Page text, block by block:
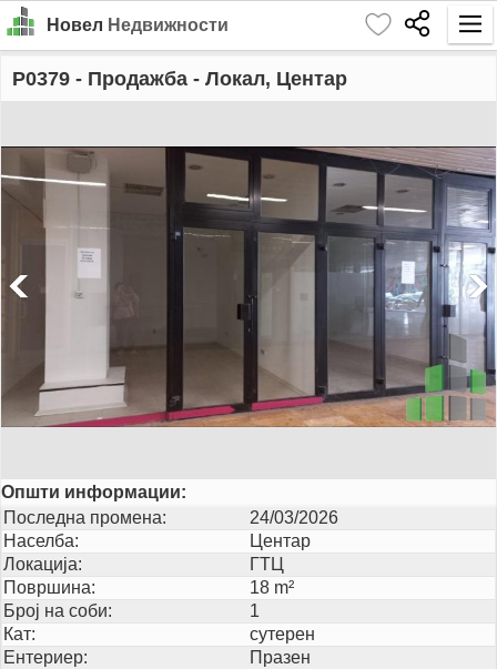
Новел Недвижности
Почетна
Издавање
Продажба
За Нас
Контакт
MK
EN
GO!
P0379 - Продажба - Локал, Центар
Општи информации:
Последна промена:
24/03/2026
Населба:
Центар
Локација:
ГТЦ
Површина:
18 m²
Број на соби:
1
Кат:
сутерен
Ентериер:
Празен